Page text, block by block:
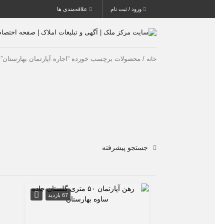
ورود / ثبت نام علاقه‌مندی ها
خانه / محصولات برچسب خورده “اجاره آپارتمان بهارستان”
جستجو پیشرفته
67 بازدید